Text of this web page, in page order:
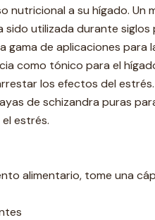
nutricional a su hígado. Un
sido utilizada durante
gama de aplicaciones para
como tónico para el
los efectos del
de schizandra puras
estrés.
alimentario, tome una